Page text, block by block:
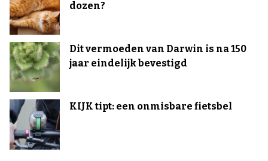
dozen?
Dit vermoeden van Darwin is na 150
jaar eindelijk bevestigd
KIJK tipt: een onmisbare fietsbel